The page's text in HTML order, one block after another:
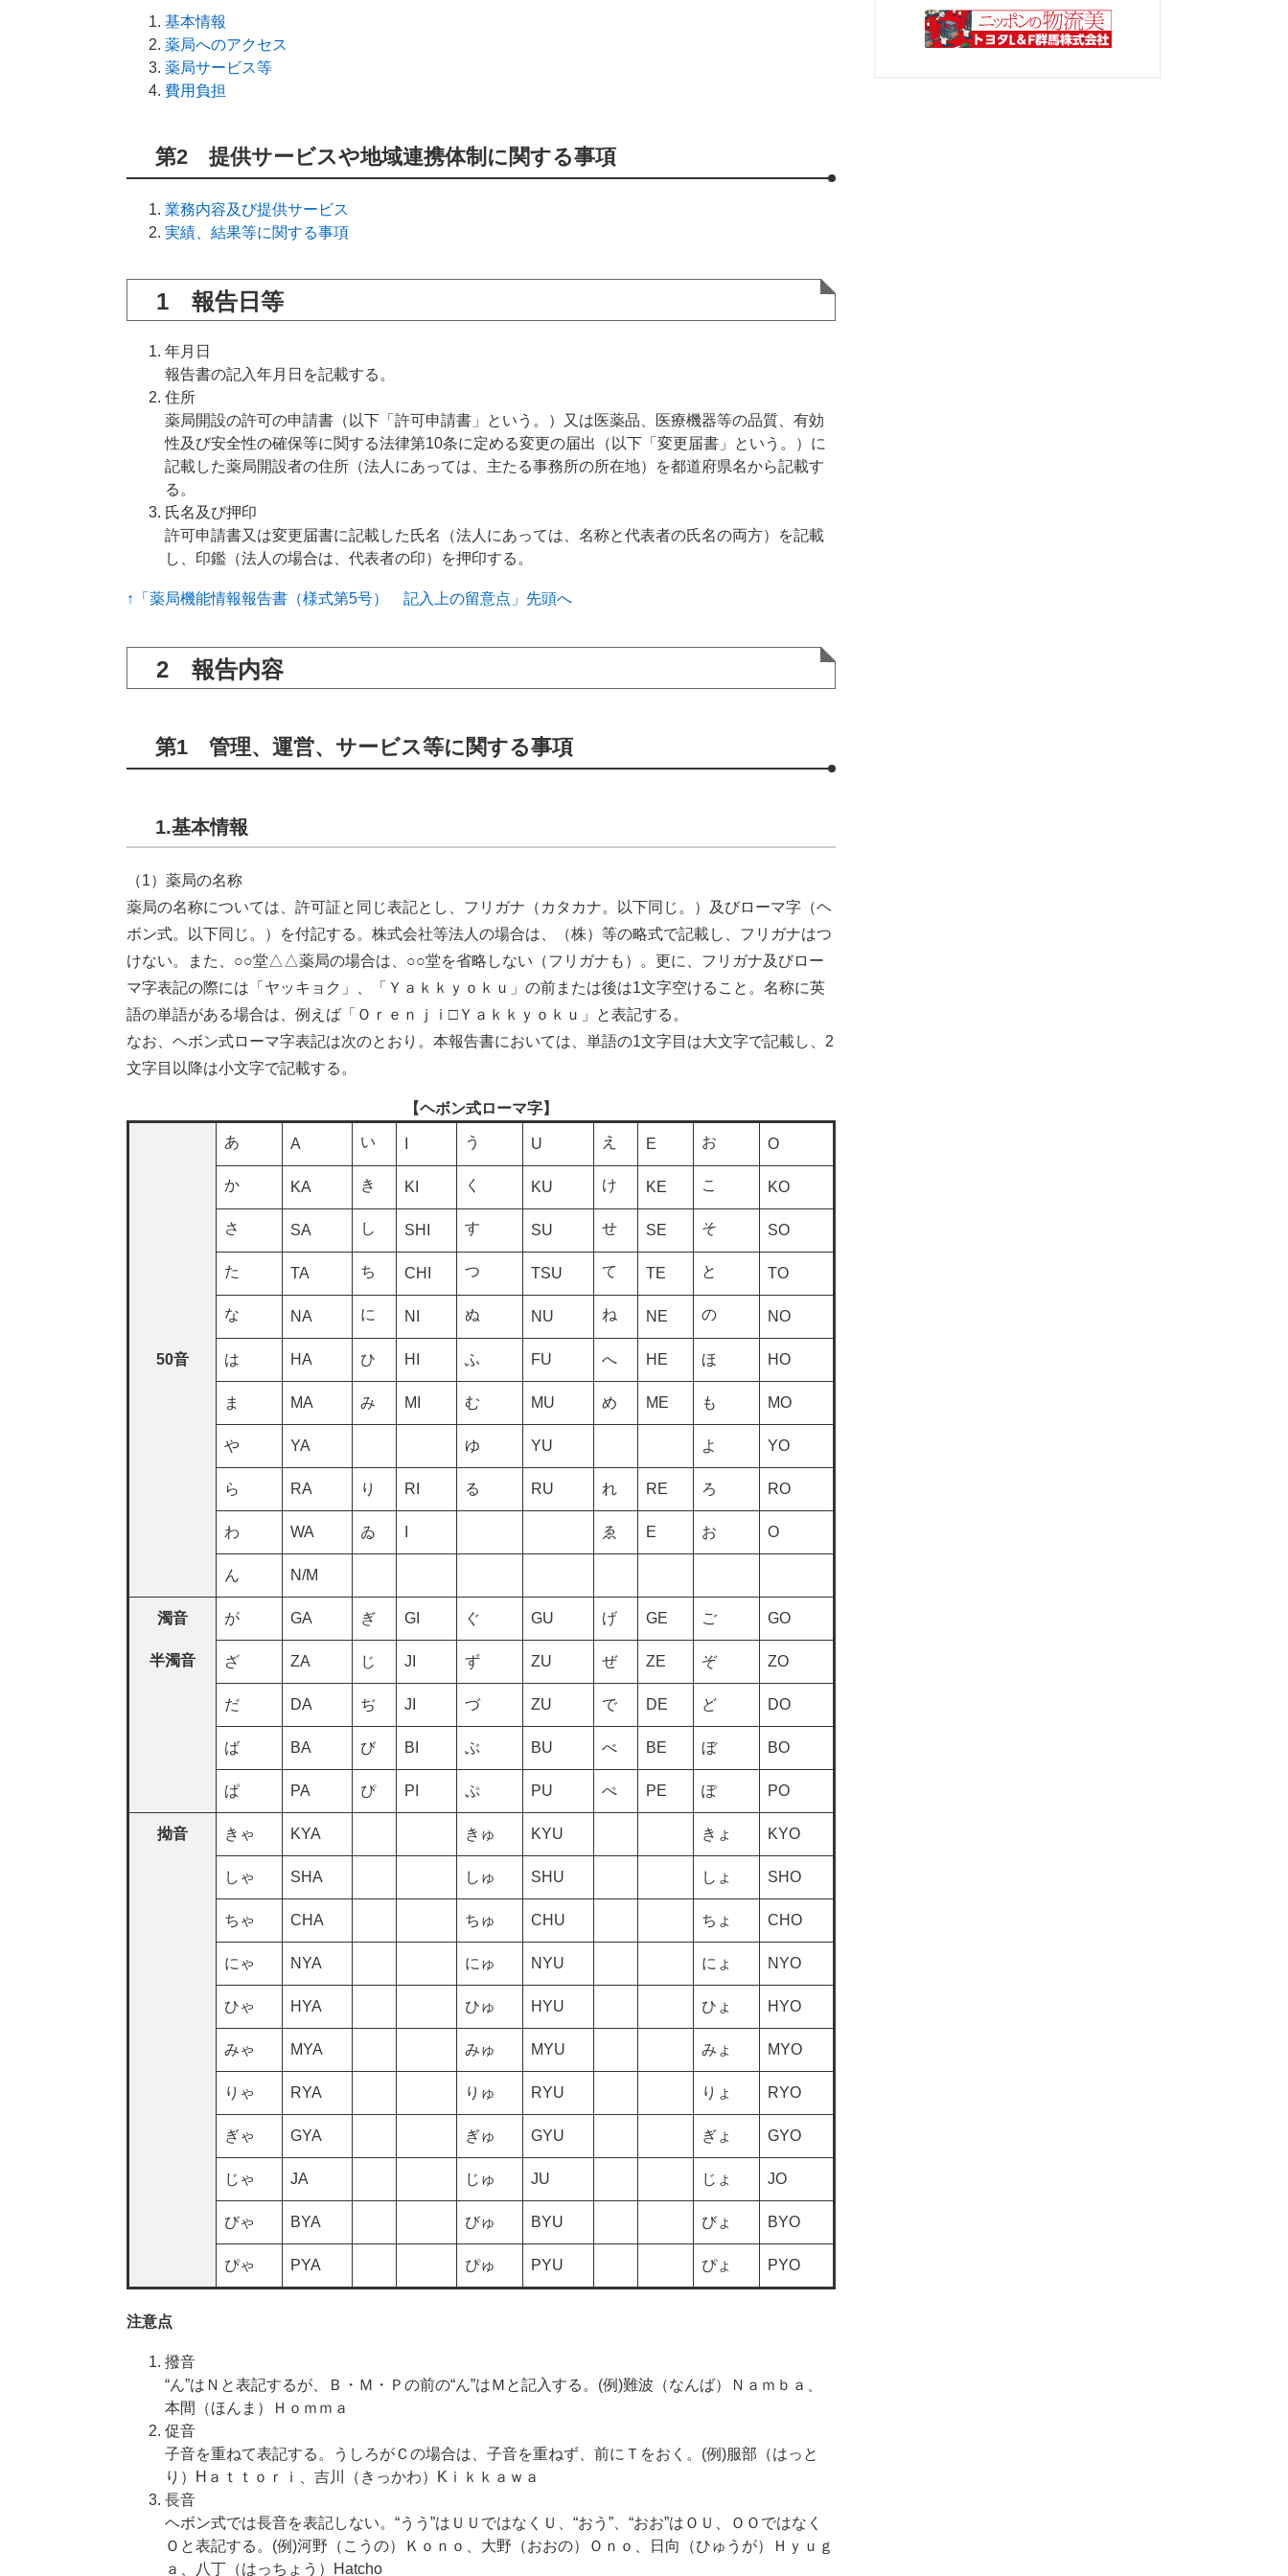
基本情報
薬局へのアクセス
薬局サービス等
費用負担
第2 提供サービスや地域連携体制に関する事項
業務内容及び提供サービス
実績、結果等に関する事項
1 報告日等
年月日
報告書の記入年月日を記載する。
住所
薬局開設の許可の申請書（以下「許可申請書」という。）又は医薬品、医療機器等の品質、有効
性及び安全性の確保等に関する法律第10条に定める変更の届出（以下「変更届書」という。）に
記載した薬局開設者の住所（法人にあっては、主たる事務所の所在地）を都道府県名から記載す
る。
氏名及び押印
許可申請書又は変更届書に記載した氏名（法人にあっては、名称と代表者の氏名の両方）を記載
し、印鑑（法人の場合は、代表者の印）を押印する。
↑「薬局機能情報報告書（様式第5号） 記入上の留意点」先頭へ
2 報告内容
第1 管理、運営、サービス等に関する事項
1.基本情報
（1）薬局の名称
薬局の名称については、許可証と同じ表記とし、フリガナ（カタカナ。以下同じ。）及びローマ字（ヘ
ボン式。以下同じ。）を付記する。株式会社等法人の場合は、（株）等の略式で記載し、フリガナはつ
けない。また、○○堂△△薬局の場合は、○○堂を省略しない（フリガナも）。更に、フリガナ及びロー
マ字表記の際には「ヤッキョク」、「Ｙａｋｋｙｏｋｕ」の前または後は1文字空けること。名称に英
語の単語がある場合は、例えば「Ｏｒｅｎｊｉ□Ｙａｋｋｙｏｋｕ」と表記する。
なお、ヘボン式ローマ字表記は次のとおり。本報告書においては、単語の1文字目は大文字で記載し、2
文字目以降は小文字で記載する。
【ヘボン式ローマ字】
50音
あ A い う U え E お O
か KA き KI く KU け KE こ KO
さ SA し SHI す SU せ SE そ SO
た TA ち CHI つ TSU て TE と TO
な NA に NI ぬ NU ね NE の NO
は HA ひ HI ふ FU へ HE ほ HO
ま MA み MI む MU め ME も MO
や YA ゆ YU よ YO
ら RA り RI る RU れ RE ろ RO
わ WA ゐ ゑ E お O
ん N/M
濁音
半濁音
が GA ぎ GI ぐ GU げ GE ご GO
ざ ZA じ JI ず ZU ぜ ZE ぞ ZO
だ DA ぢ JI づ ZU で DE ど DO
ば BA び BI ぶ BU べ BE ぼ BO
ぱ PA ぴ PI ぷ PU ぺ PE ぽ PO
拗音 きゃ KYA きゅ KYU きょ KYO
しゃ SHA しゅ SHU しょ SHO
ちゃ CHA ちゅ CHU ちょ CHO
にゃ NYA にゅ NYU にょ NYO
ひゃ HYA ひゅ HYU ひょ HYO
みゃ MYA みゅ MYU みょ MYO
りゃ RYA りゅ RYU りょ RYO
ぎゃ GYA ぎゅ GYU ぎょ GYO
じゃ JA じゅ JU じょ JO
びゃ BYA びゅ BYU びょ BYO
ぴゃ PYA ぴゅ PYU ぴょ PYO
注意点
撥音
“ん”はＮと表記するが、Ｂ・Ｍ・Ｐの前の“ん”はＭと記入する。(例)難波（なんば）Ｎａｍｂａ、
本間（ほんま）Ｈｏｍｍａ
促音
子音を重ねて表記する。うしろがＣの場合は、子音を重ねず、前にＴをおく。(例)服部（はっと
り）Hａｔｔｏｒｉ、吉川（きっかわ）Kｉｋｋａｗａ
長音
ヘボン式では長音を表記しない。“うう”はＵＵではなくＵ、“おう”、“おお”はＯＵ、ＯＯではなく
Ｏと表記する。(例)河野（こうの）Ｋｏｎｏ、大野（おおの）Ｏｎｏ、日向（ひゅうが）Ｈｙｕｇ
ａ、八丁（はっちょう）Hatcho